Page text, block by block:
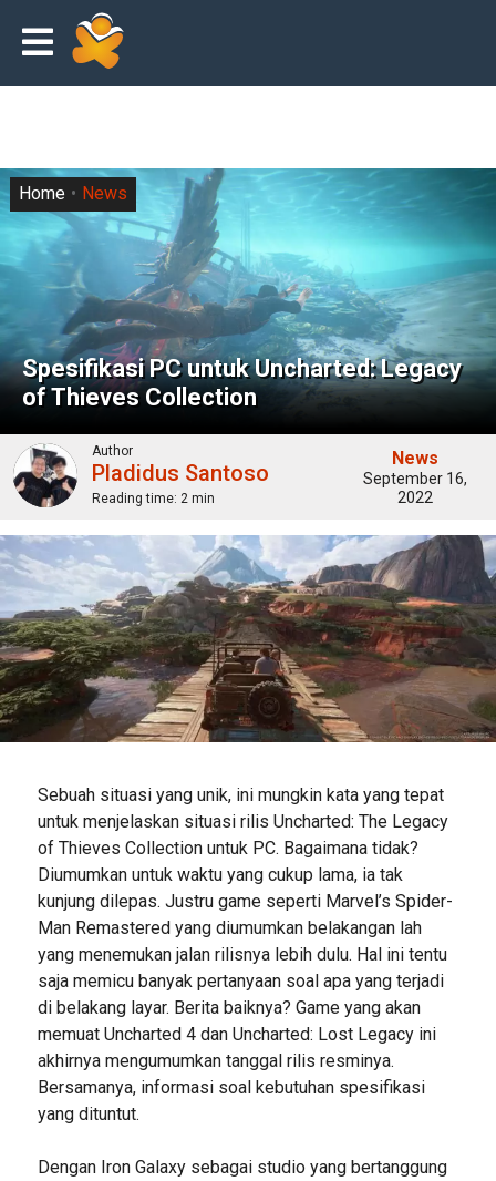
Spesifikasi PC untuk Uncharted: Legacy
of Thieves Collection
Home News
Author
Pladidus Santoso
Reading time: 2 min
News
September 16,
2022
Sebuah situasi yang unik, ini mungkin kata yang tepat
untuk menjelaskan situasi rilis Uncharted: The Legacy
of Thieves Collection untuk PC. Bagaimana tidak?
Diumumkan untuk waktu yang cukup lama, ia tak
kunjung dilepas. Justru game seperti Marvel’s Spider-
Man Remastered yang diumumkan belakangan lah
yang menemukan jalan rilisnya lebih dulu. Hal ini tentu
saja memicu banyak pertanyaan soal apa yang terjadi
di belakang layar. Berita baiknya? Game yang akan
memuat Uncharted 4 dan Uncharted: Lost Legacy ini
akhirnya mengumumkan tanggal rilis resminya.
Bersamanya, informasi soal kebutuhan spesifikasi
yang dituntut.
Dengan Iron Galaxy sebagai studio yang bertanggung